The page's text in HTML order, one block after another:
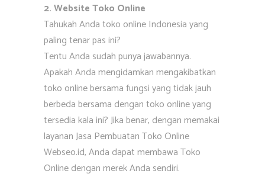
2. Website Toko Online
Tahukah Anda toko online Indonesia yang
paling tenar pas ini?
Tentu Anda sudah punya jawabannya.
Apakah Anda mengidamkan mengakibatkan
toko online bersama fungsi yang tidak jauh
berbeda bersama dengan toko online yang
tersedia kala ini? Jika benar, dengan memakai
layanan Jasa Pembuatan Toko Online
Webseo.id, Anda dapat membawa Toko
Online dengan merek Anda sendiri.